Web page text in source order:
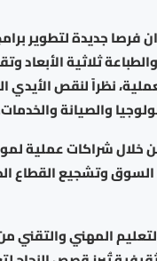
فرصا جديدة لتطوير
ثلاثية الأبعاد
نظراً لنقص الأيدي
والصيانة
خلال شراكات عملية
السوق وتشجيع القطاع
المهني والتقني